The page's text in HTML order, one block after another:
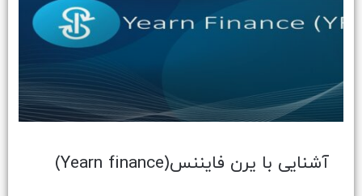
آشنایی با یرن فایننس(Yearn finance)